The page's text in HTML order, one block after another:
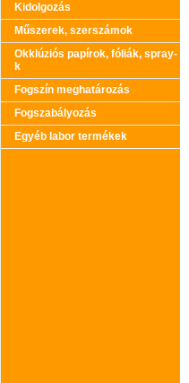
Kidolgozás
Műszerek, szerszámok
Okklúziós papírok, fóliák, spray-
k
Fogszín meghatározás
Fogszabályozás
Egyéb labor termékek